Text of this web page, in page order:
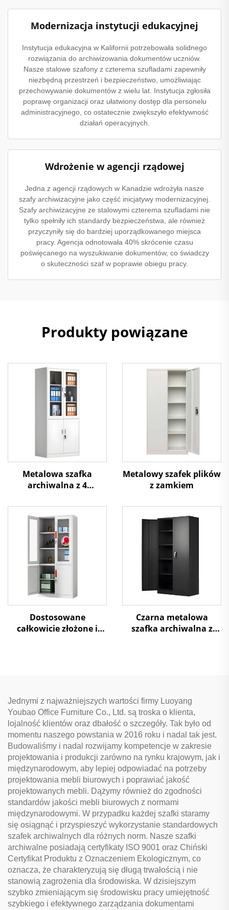
Modernizacja instytucji edukacyjnej
Instytucja edukacyjna w Kalifornii potrzebowała solidnego
rozwiązania do archiwizowania dokumentów uczniów.
Nasze stalowe szafony z czterema szufladami zapewniły
niezbędną przestrzeń i bezpieczeństwo, umożliwiając
przechowywanie dokumentów z wielu lat. Instytucja zgłosiła
poprawę organizacji oraz ułatwiony dostęp dla personelu
administracyjnego, co ostatecznie zwiększyło efektywność
działań operacyjnych.
Wdrożenie w agencji rządowej
Jedna z agencji rządowych w Kanadzie wdrożyła nasze
szafy archiwizacyjne jako część inicjatywy modernizacyjnej.
Szafy archiwizacyjne ze stalowymi czterema szufladami nie
tylko spełniły ich standardy bezpieczeństwa, ale również
przyczyniły się do bardziej uporządkowanego miejsca
pracy. Agencja odnotowała 40% skrócenie czasu
poświęcanego na wyszukiwanie dokumentów, co świadczy
o skuteczności szaf w poprawie obiegu pracy.
Produkty powiązane
Metalowa szafka
archiwalna z 4
szklanymi i dolnymi
stalowymi, do
przechowywania w
biurze
Metalowy szafek plików
z zamkiem
Dostosowane
całkowicie złożone i
Czarna metalowa
szafka archiwalna z
Jednymi z najważniejszych wartości firmy Luoyang
Youbao Office Furniture Co., Ltd. są troska o klienta,
lojalność klientów oraz dbałość o szczegóły. Tak było od
momentu naszego powstania w 2016 roku i nadal tak jest.
Budowaliśmy i nadal rozwijamy kompetencje w zakresie
projektowania i produkcji zarówno na rynku krajowym, jak i
międzynarodowym, aby lepiej odpowiadać na potrzeby
projektowania mebli biurowych i poprawiać jakość
projektowanych mebli. Dążymy również do zgodności
standardów jakości mebli biurowych z normami
międzynarodowymi. W przypadku każdej szafki staramy
się osiągnąć i przyspieszyć wykorzystanie standardowych
szafek archiwalnych dla różnych norm. Nasze szafki
archiwalne posiadają certyfikaty ISO 9001 oraz Chiński
Certyfikat Produktu z Oznaczeniem Ekologicznym, co
oznacza, że charakteryzują się długą trwałością i nie
stanowią zagrożenia dla środowiska. W dzisiejszym
szybko zmieniającym się środowisku pracy umiejętność
szybkiego i efektywnego zarządzania dokumentami